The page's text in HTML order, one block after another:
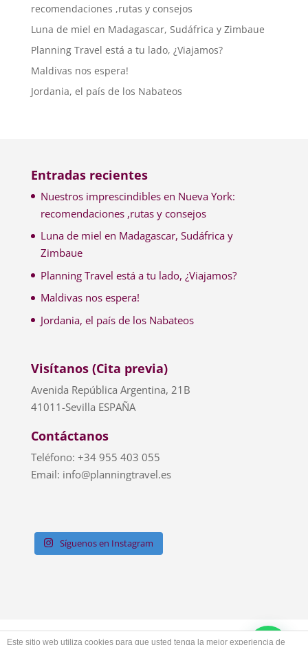
recomendaciones ,rutas y consejos
Luna de miel en Madagascar, Sudáfrica y Zimbaue
Planning Travel está a tu lado, ¿Viajamos?
Maldivas nos espera!
Jordania, el país de los Nabateos
Entradas recientes
Nuestros imprescindibles en Nueva York:
recomendaciones ,rutas y consejos
Luna de miel en Madagascar, Sudáfrica y
Zimbaue
Planning Travel está a tu lado, ¿Viajamos?
Maldivas nos espera!
Jordania, el país de los Nabateos
Visítanos (Cita previa)
Avenida República Argentina, 21B
41011-Sevilla ESPAÑA
Contáctanos
Teléfono: +34 955 403 055
Email: info@planningtravel.es
Síguenos en Instagram
Aviso Legal Privacidad Cookies
Este sitio web utiliza cookies para que usted tenga la mejor experiencia de